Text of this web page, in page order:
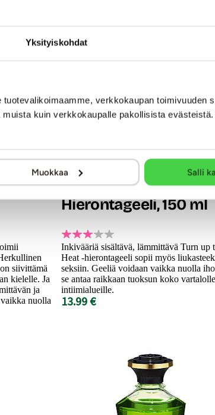
Yksityiskohdat
verkkokaupan toimivuuden
kuin verkkokaupalle pakollisista
Muokkaa Salli
4-
siivittämä
kielelle. Ja
ja
nuolla
RFSU
Turn up the Heat -
Hierontageeli, 150 ml
Inkivääriä sisältävä, lämmittävä Turn up
Heat -hierontageeli sopii myös
seksiin. Geeliä voidaan vaikka nuolla
se antaa raikkaan tuoksun koko
intiimialueille.
13.99 €